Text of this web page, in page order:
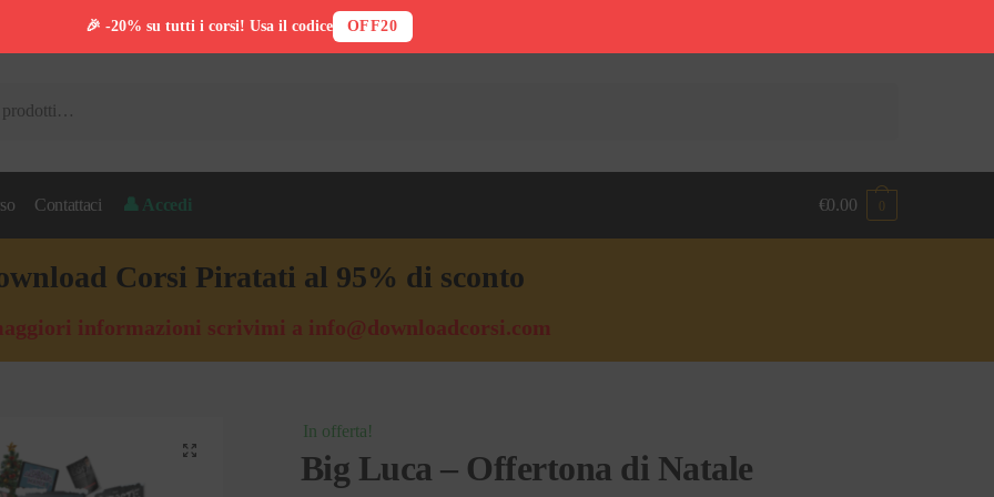
Contattaci 👤 Accedi €0.00 0
Corsi Piratati al 95% di sconto
informazioni scrivimi a info@downloadcorsi.com
🔍
In offerta!
Big Luca – Offertona di Natale
🎉 -20% su tutti i corsi! Usa il codice OFF20